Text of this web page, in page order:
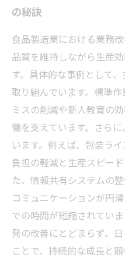
の秘訣
食品製造業における業務
品質を維持しながら生産
す。具体的な事例として
取り組んでいます。標準
ミスの削減や新人教育の
働を支えています。さら
います。例えば、包装ラ
負担の軽減と生産スピー
た、情報共有システムの
コミュニケーションが円
での時間が短縮されてい
発の改善にとどまらず、
ことで、持続的な成長と